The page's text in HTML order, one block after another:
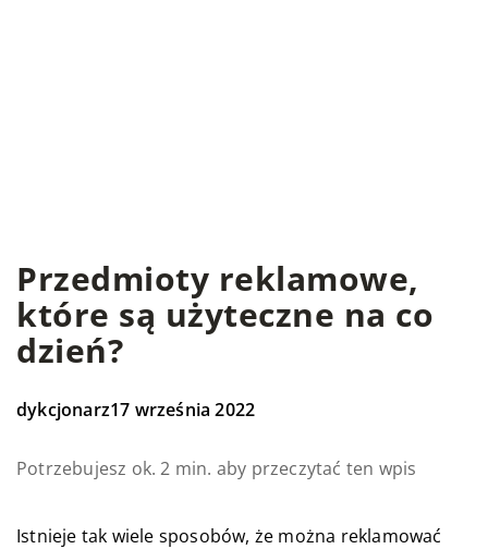
Przedmioty reklamowe,
które są użyteczne na co
dzień?
dykcjonarz17 września 2022
Potrzebujesz ok. 2 min. aby przeczytać ten wpis
Istnieje tak wiele sposobów, że można reklamować